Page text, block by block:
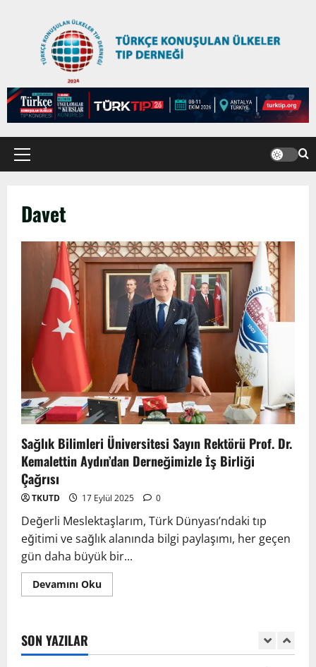
Davet
Sağlık Bilimleri Üniversitesi Sayın Rektörü Prof. Dr.
Kemalettin Aydın’dan Derneğimizle İş Birliği
Çağrısı
TKUTD 17 Eylül 2025 0
Değerli Meslektaşlarım, Türk Dünyası’ndaki tıp
eğitimi ve sağlık alanında bilgi paylaşımı, her geçen
gün daha büyük bir...
Devamını Oku
SON YAZILAR
Uzmanlığı Buluşturmak: Türk Dünyası
Sempozyumu
3 Ağustos 2026
3
TÜRKTIP2026 DUYURU – Refakatçi Ön
Talep Süreci Başladı
22 Nisan 2026 0
4
TÜRKTIPÖzbekistan ile Buhara’daydık…
13 Nisan 2026
5
TÜRKTIP Kosova ile balkanlardaydık…
8 Nisan 2026
1
EMDATE 6 – 1. Ulusal Akademik Tıp